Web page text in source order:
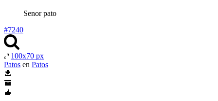
Senor pato
#7240
100x70 px
Patos en Patos